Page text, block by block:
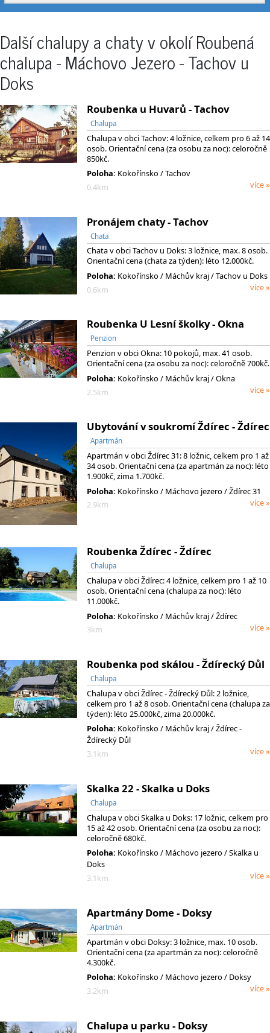
Další chalupy a chaty v okolí Roubená
chalupa - Máchovo Jezero - Tachov u
Doks
Roubenka u Huvarů - Tachov
Chalupa
Chalupa v obci Tachov: 4 ložnice, celkem pro 6 až 14
osob. Orientační cena (za osobu za noc): celoročně
850kč.
Poloha: Kokořínsko / Tachov
0.4km
více »
Pronájem chaty - Tachov
Chata
Chata v obci Tachov u Doks: 3 ložnice, max. 8 osob.
Orientační cena (chata za týden): léto 12.000kč.
Poloha: Kokořínsko / Máchův kraj/ Tachov u Doks
0.6km
více »
Roubenka U Lesní školky - Okna
Penzion
Penzion v obci Okna: 10 pokojů, max. 41 osob.
Orientační cena (za osobu za noc): celoročně 700kč.
Poloha: Kokořínsko / Máchův kraj/ Okna
2.5km
více »
Ubytování v soukromí Ždírec - Ždírec
Apartmán
Apartmán v obci Ždírec 31: 8 ložnic, celkem pro 1 až
34 osob. Orientační cena (za apartmán za noc): léto
1.900kč, zima 1.700kč.
Poloha: Kokořínsko / Máchovo jezero / Ždírec 31
2.9km
více »
Roubenka Ždírec - Ždírec
Chalupa
Chalupa v obci Ždírec: 4 ložnice, celkem pro 1 až 10
osob. Orientační cena (chalupa za noc): léto
11.000kč.
Poloha: Kokořínsko / Máchův kraj/ Ždírec
3km
více »
Roubenka pod skálou - Ždírecký Důl
Chalupa
Chalupa v obci Ždírec - Ždírecký Důl: 2 ložnice,
celkem pro 1 až 8 osob. Orientační cena (chalupa za
týden): léto 25.000kč, zima 20.000kč.
Poloha: Kokořínsko / Máchův kraj/ Ždírec -
Ždírecký Důl
3.1km
více »
Skalka 22 - Skalka u Doks
Chalupa
Chalupa v obci Skalka u Doks: 17 ložnic, celkem pro
15 až 42 osob. Orientační cena (za osobu za noc):
celoročně 680kč.
Poloha: Kokořínsko / Máchovo jezero / Skalka u
Doks
3.1km
více »
Apartmány Dome - Doksy
Apartmán
Apartmán v obci Doksy: 3 ložnice, max. 10 osob.
Orientační cena (za apartmán za noc): celoročně
4.300kč.
Poloha: Kokořínsko / Máchovo jezero / Doksy
3.2km
více »
Chalupa u parku - Doksy